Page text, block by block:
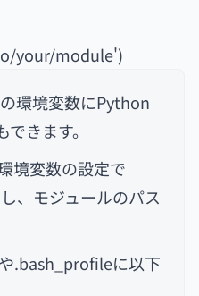
your/module')
環境変数にPython
きます。
境変数の設定で
、モジュールのパス
.bash_profileに以下